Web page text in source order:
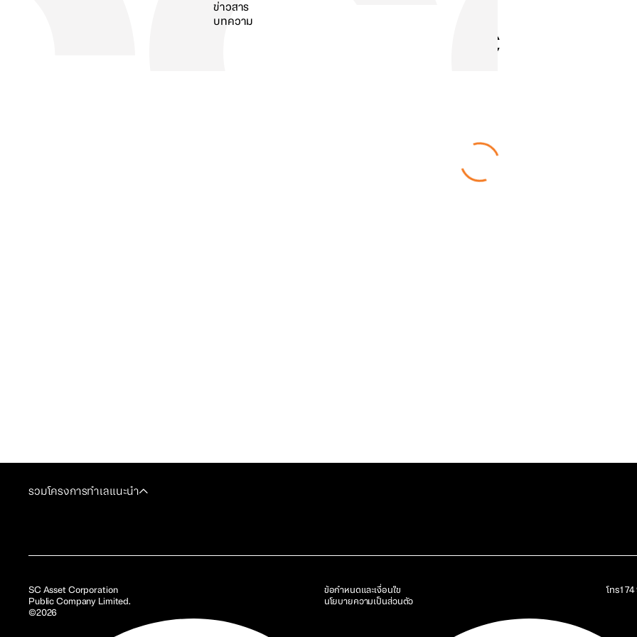
ข่าวสาร
บทความ
รวมโครงการทำเลแนะนำ
SC Asset Corporation
Public Company Limited.
©2026
ข้อกำหนดและเงื่อนไข
นโยบายความเป็นส่วนตัว
โทร